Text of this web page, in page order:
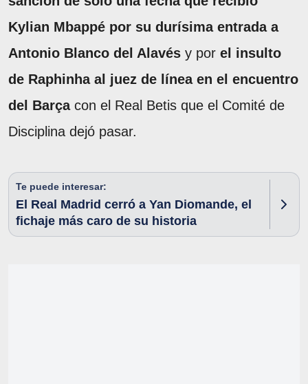
Kylian Mbappé por su durísima entrada a
Antonio Blanco del Alavés y por el insulto
de Raphinha al juez de línea en el encuentro
del Barçacon el Real Betis que el Comité de
Disciplina dejó pasar.
Te puede interesar:
El Real Madrid cerró a Yan Diomande, el
fichaje más caro de su historia